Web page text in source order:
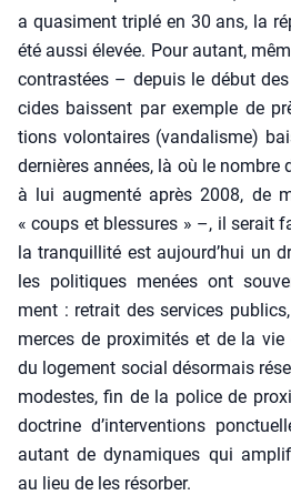
a qua­si­ment tri­plé en 30 ans, la
été aus­si éle­vée. Pour autant,
contras­tées – depuis le début
cides baissent par exemple de
tions volon­taires (van­da­lisme)
der­nières années, là où le
à lui aug­men­té après 2008, de
« coups et bles­sures » –, il serait
la tran­quilli­té est aujourd’­hui un
les poli­tiques menées ont
ment : retrait des ser­vices
merces de proxi­mi­tés et de la
du loge­ment social désor­mais
modestes, fin de la police de
doc­trine d’in­ter­ven­tions
autant de dyna­miques qui
au lieu de les résor­ber.